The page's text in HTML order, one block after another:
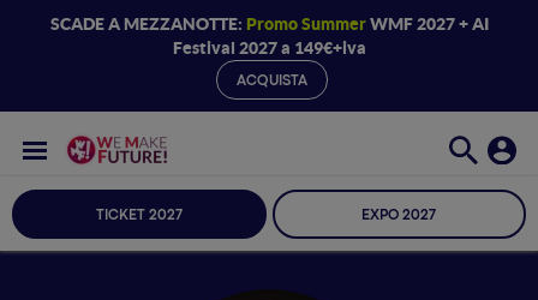
SCADE A MEZZANOTTE: Promo SummerWMF 2027 + AI
Festival 2027 a 149€+iva
ACQUISTA
TICKET 2027 EXPO 2027